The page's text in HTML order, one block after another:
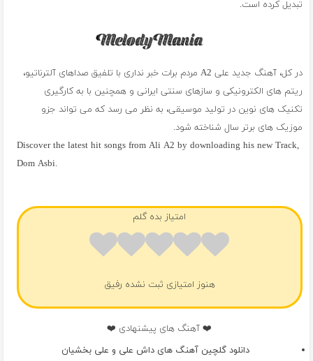
تبدیل کرده است.
در کل، آهنگ جدید علی A2 مردم برات خبر نداری با تلفیق صداهای آلترناتیو،
ریتم های الکترونیکی و سازهای سنتی ایرانی و همچنین با به کارگیری
تکنیک های نوین در تولید موسیقی، به نظر می رسد که می تواند جزو
موزیک های برتر سال شناخته شود.
Discover the latest hit songs from Ali A2 by downloading his new Track,
Dom Asbi.
امتیاز بده گلم
هنوز امتیازی ثبت نشده رفیق
❤️ آهنگ های پیشنهادی ❤️
دانلود گلچین آهنگ های داش علی و علی بخشیان